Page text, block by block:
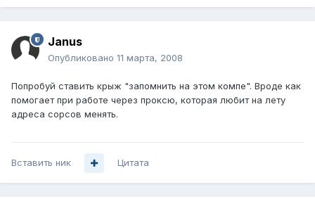
Janus
Опубликовано 11 марта, 2008
Попробуй ставить крыж "запомнить на этом компе". Вроде как
помогает при работе через проксю, которая любит на лету
адреса сорсов менять.
Вставить ник Цитата